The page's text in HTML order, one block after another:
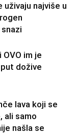
uživaju najviše u
im je
dožive
lava koji se
ali samo
našla se